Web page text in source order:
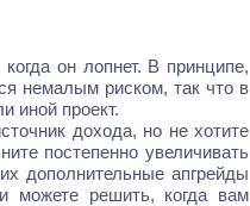
он лопнет. В принципе,
немалым риском, так что в
иной проект.
дохода, но не хотите
постепенно увеличивать
дополнительные апгрейды
можете решить, когда вам